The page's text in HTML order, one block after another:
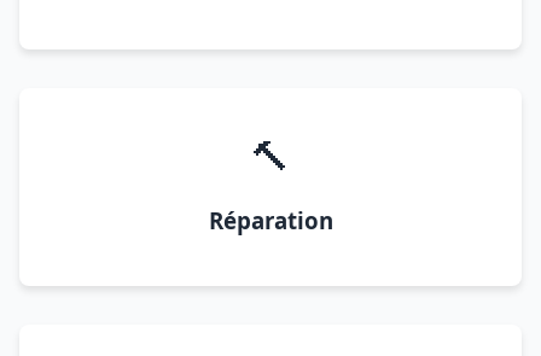
🔨
Réparation